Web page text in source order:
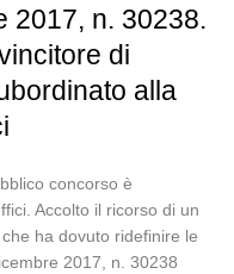
2017, n. 30238.
di
alla
concorso è
Accolto il ricorso di un
ha dovuto ridefinire le
2017, n. 30238